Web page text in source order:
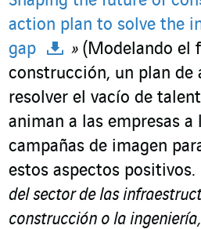
action plan to solve the
gap
» (Modelando el
construcción, un plan de
resolver el vacío de
animan a las empresas a
campañas de imagen
estos aspectos positivos.
del sector de las
construcción o la